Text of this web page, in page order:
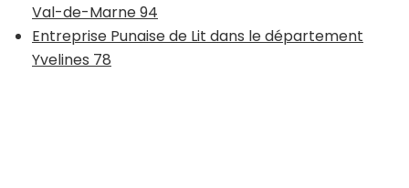
Val-de-Marne 94
Entreprise Punaise de Lit dans le département
Yvelines 78